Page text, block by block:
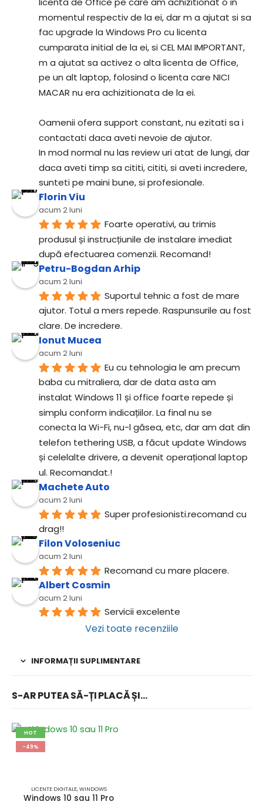
momentul respectiv de la ei, dar m a ajutat si sa
fac upgrade la Windows Pro cu licenta
cumparata initial de la ei, si CEL MAI IMPORTANT,
m a ajutat sa activez o alta licenta de Office,
pe un alt laptop, folosind o licenta care NICI
MACAR nu era achizitionata de la ei.
Oamenii ofera support constant, nu ezitati sa i
contactati daca aveti nevoie de ajutor.
In mod normal nu las review uri atat de lungi, dar
daca aveti timp sa cititi, cititi, si aveti incredere,
sunteti pe maini bune, si profesionale.
Florin Viu
acum 2 luni
Foarte operativi, au trimis
produsul și instrucțiunile de instalare imediat
după efectuarea comenzii. Recomand!
Petru-Bogdan Arhip
acum 2 luni
Suportul tehnic a fost de mare
ajutor. Totul a mers repede. Raspunsurile au fost
clare. De incredere.
Ionut Mucea
acum 2 luni
Eu cu tehnologia le am precum
baba cu mitraliera, dar de data asta am
instalat Windows 11 și office foarte repede și
simplu conform indicațiilor. La final nu se
conecta la Wi-Fi, nu-l găsea, etc, dar am dat din
telefon tethering USB, a făcut update Windows
și celelalte drivere, a devenit operațional laptop
ul. Recomandat.!
Machete Auto
acum 2 luni
Super profesionisti.recomand cu
drag!!
Filon Voloseniuc
acum 2 luni
Recomand cu mare placere.
Albert Cosmin
acum 2 luni
Servicii excelente
Vezi toate recenziile
INFORMAȚII SUPLIMENTARE
S-AR PUTEA SĂ-ȚI PLACĂ ȘI…
HOT
-49%
Acest produs are mai multe variații. Opțiunile pot fi alese în pagina produsului.
LICENTE DIGITALE,WINDOWS
Windows 10 sau 11 Pro